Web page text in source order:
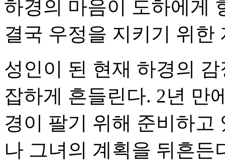
하경의 마음이 도하에게
결국 우정을 지키기 위한
성인이 된 현재 하경의
잡하게 흔들린다. 2년 만
경이 팔기 위해 준비하고
나 그녀의 계획을 뒤흔든